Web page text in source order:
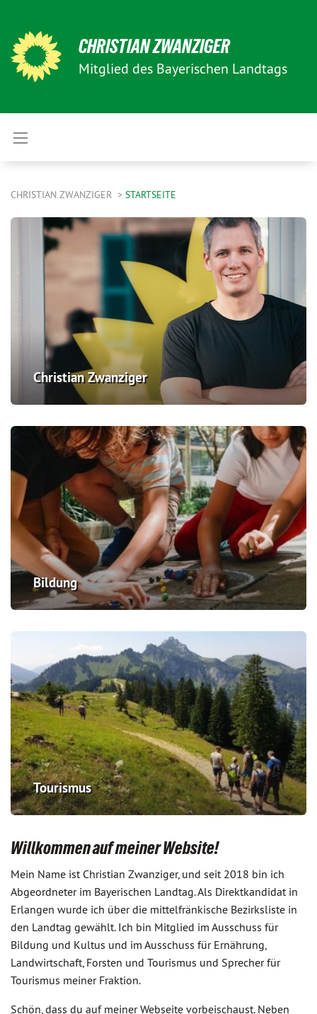
CHRISTIAN ZWANZIGER
Mitglied des Bayerischen Landtags
CHRISTIAN ZWANZIGER STARTSEITE
Christian Zwanziger
Bildung
Tourismus
Willkommen auf meiner Website!
Mein Name ist Christian Zwanziger, und seit 2018 bin ich
Abgeordneter im Bayerischen Landtag. Als Direktkandidat in
Erlangen wurde ich über die mittelfränkische Bezirksliste in
den Landtag gewählt. Ich bin Mitglied im Ausschuss für
Bildung und Kultus und im Ausschuss für Ernährung,
Landwirtschaft, Forsten und Tourismus und Sprecher für
Tourismus meiner Fraktion.
Schön, dass du auf meiner Webseite vorbeischaust. Neben